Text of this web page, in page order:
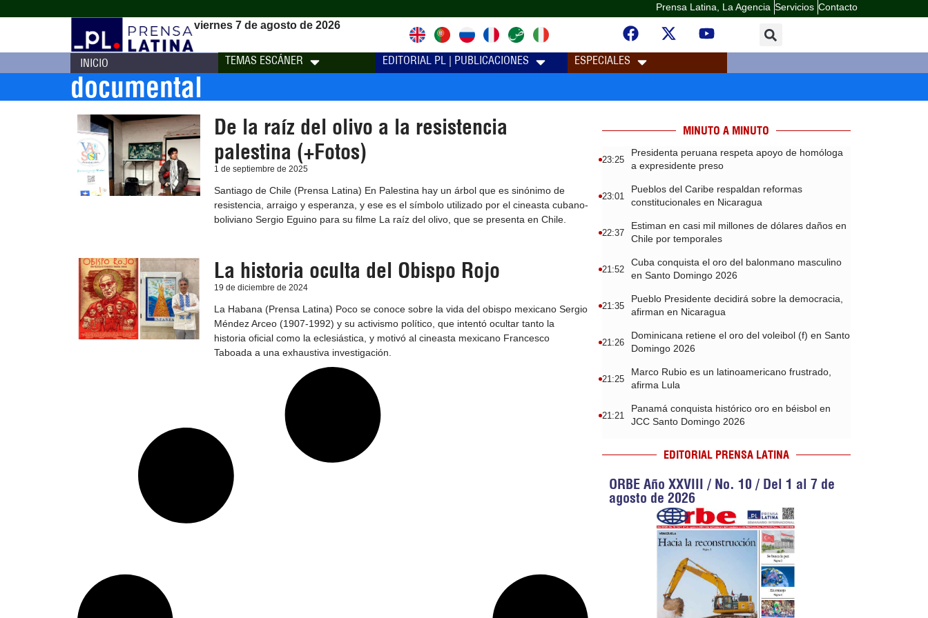
Prensa Latina, La Agencia Servicios Contacto
viernes 7 de agosto de 2026
INICIO TEMAS ESCÁNER EDITORIAL PL | PUBLICACIONES ESPECIALES
documental
De la raíz del olivo a la resistencia
palestina (+Fotos)
1 de septiembre de 2025
Santiago de Chile (Prensa Latina) En Palestina hay un árbol que es sinónimo de
resistencia, arraigo y esperanza, y ese es el símbolo utilizado por el cineasta cubano-
boliviano Sergio Eguino para su filme La raíz del olivo, que se presenta en Chile.
La historia oculta del Obispo Rojo
19 de diciembre de 2024
La Habana (Prensa Latina) Poco se conoce sobre la vida del obispo mexicano Sergio
Méndez Arceo (1907-1992) y su activismo político, que intentó ocultar tanto la
historia oficial como la eclesiástica, y motivó al cineasta mexicano Francesco
Taboada a una exhaustiva investigación.
MINUTO A MINUTO
23:25
Presidenta peruana respeta apoyo de homóloga
a expresidente preso
23:01
Pueblos del Caribe respaldan reformas
constitucionales en Nicaragua
22:37
Estiman en casi mil millones de dólares daños en
Chile por temporales
21:52
Cuba conquista el oro del balonmano masculino
en Santo Domingo 2026
21:35
Pueblo Presidente decidirá sobre la democracia,
afirman en Nicaragua
21:26
Dominicana retiene el oro del voleibol (f) en Santo
Domingo 2026
21:25
Marco Rubio es un latinoamericano frustrado,
afirma Lula
21:21
Panamá conquista histórico oro en béisbol en
JCC Santo Domingo 2026
EDITORIAL PRENSA LATINA
ORBE Año XXVIII / No. 10 / Del 1 al 7 de
agosto de 2026